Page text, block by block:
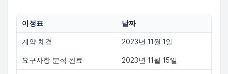
이정표 날짜
계약 체결 2023년 11월 1일
요구사항 분석 완료 2023년 11월 15일